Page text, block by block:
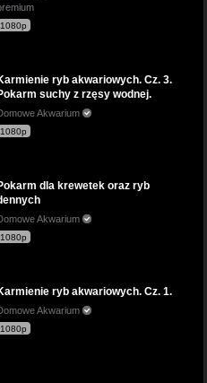
1080p
ryb akwariowych. Cz. 3.
suchy z rzęsy wodnej.
Akwarium
1080p
dla krewetek oraz ryb
Akwarium
1080p
ryb akwariowych. Cz. 1.
Akwarium
1080p